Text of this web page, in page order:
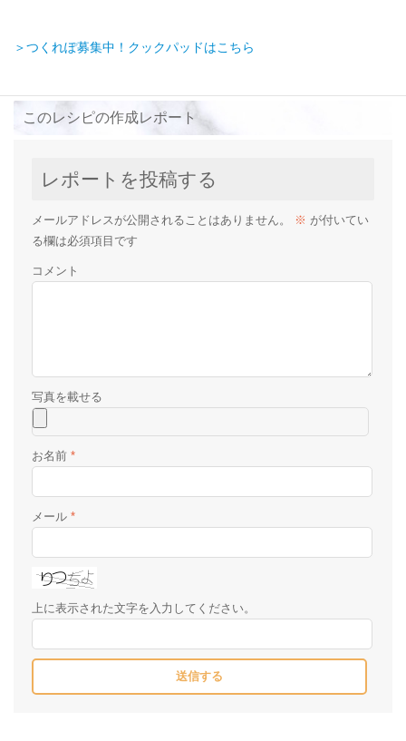
＞つくれぽ募集中！クックパッドはこちら
このレシピの作成レポート
レポートを投稿する
メールアドレスが公開されることはありません。 ※ が付いてい
る欄は必須項目です
コメント
お名前 *
メール *
上に表示された文字を入力してください。